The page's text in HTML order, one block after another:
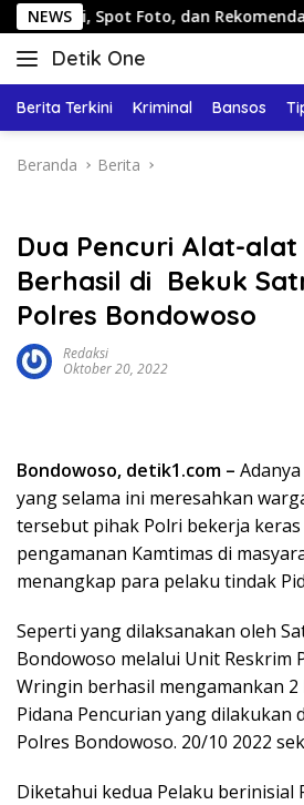
Langsung
ke
konten
NEWS
Spot Foto, dan Rekomendasi
Detik One
Tajam
Fakta
Berita Terkini Kriminal Bansos
Beranda Berita
Dua Pencuri Alat-alat
Berhasil di Bekuk
Polres Bondowoso
Redaksi
Oktober 20, 2022
Bondowoso, detik1.com –
yang selama ini meresahkan
tersebut pihak Polri bekerja
pengamanan Kamtimas di
menangkap para pelaku tindak
Seperti yang dilaksanakan oleh
Bondowoso melalui Unit Reskrim
Wringin berhasil mengamankan 2
Pidana Pencurian yang dilakukan
Polres Bondowoso. 20/10 2022
Diketahui kedua Pelaku berinisial